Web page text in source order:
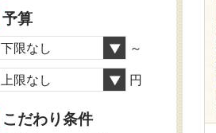
予算
下限なし ～
上限なし 円
こだわり条件